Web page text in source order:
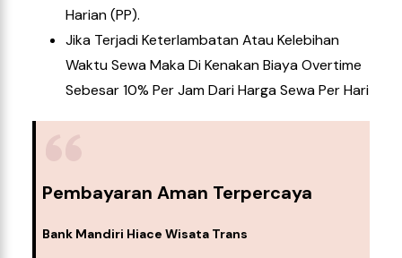
Harian (PP).
Jika Terjadi Keterlambatan Atau Kelebihan
Waktu Sewa Maka Di Kenakan Biaya Overtime
Sebesar 10% Per Jam Dari Harga Sewa Per Hari
Pembayaran Aman Terpercaya
Bank Mandiri Hiace Wisata Trans